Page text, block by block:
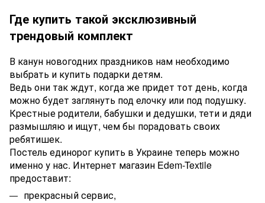
Где купить такой эксклюзивный
трендовый комплект
В канун новогодних праздников нам необходимо
выбрать и купить подарки детям.
Ведь они так ждут, когда же придет тот день, когда
можно будет заглянуть под елочку или под подушку.
Крестные родители, бабушки и дедушки, тети и дяди
размышляю и ищут, чем бы порадовать своих
ребятишек.
Постель единорог купить в Украине теперь можно
именно у нас. Интернет магазин Edem-Textile
предоставит:
прекрасный сервис,